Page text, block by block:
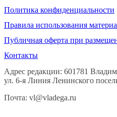
Политика конфиденциальности
Правила использования
Публичная оферта при
Контакты
Адрес редакции: 601781
ул. 6-я Линия Ленинского
Почта: vl@vladega.ru